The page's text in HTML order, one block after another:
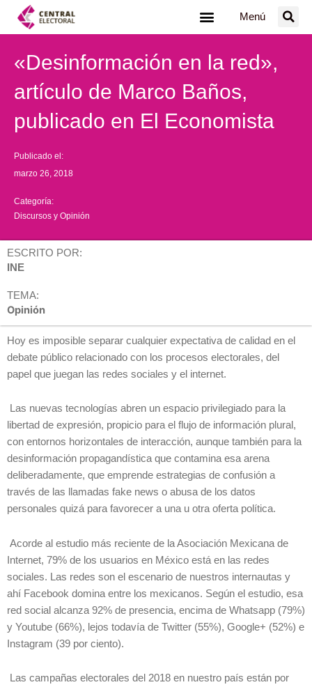
Menú
«Desinformación en la red»,
artículo de Marco Baños,
publicado en El Economista
Publicado el:
marzo 26, 2018
Categoría:
Discursos y Opinión
ESCRITO POR:
INE
TEMA:
Opinión
Hoy es imposible separar cualquier expectativa de calidad en el
debate público relacionado con los procesos electorales, del
papel que juegan las redes sociales y el internet.
Las nuevas tecnologías abren un espacio privilegiado para la
libertad de expresión, propicio para el flujo de información plural,
con entornos horizontales de interacción, aunque también para la
desinformación propagandística que contamina esa arena
deliberadamente, que emprende estrategias de confusión a
través de las llamadas fake news o abusa de los datos
personales quizá para favorecer a una u otra oferta política.
Acorde al estudio más reciente de la Asociación Mexicana de
Internet, 79% de los usuarios en México está en las redes
sociales. Las redes son el escenario de nuestros internautas y
ahí Facebook domina entre los mexicanos. Según el estudio, esa
red social alcanza 92% de presencia, encima de Whatsapp (79%)
y Youtube (66%), lejos todavía de Twitter (55%), Google+ (52%) e
Instagram (39 por ciento).
Las campañas electorales del 2018 en nuestro país están por